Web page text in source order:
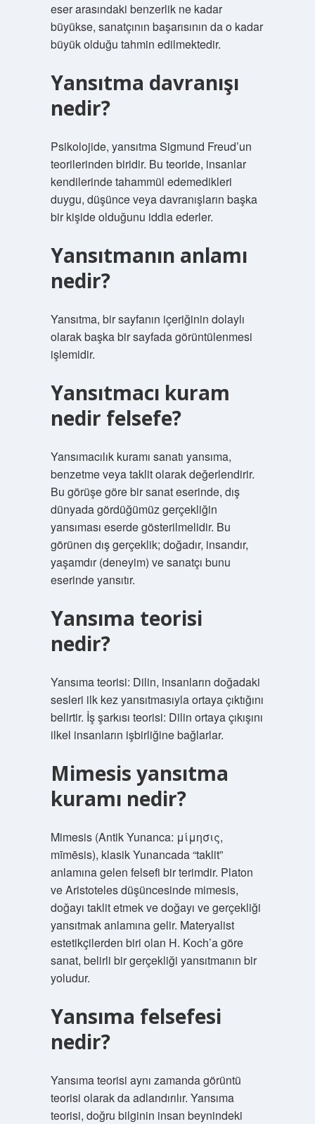
eser arasındaki benzerlik ne kadar
büyükse, sanatçının başarısının da o kadar
büyük olduğu tahmin edilmektedir.
Yansıtma davranışı
nedir?
Psikolojide, yansıtma Sigmund Freud’un
teorilerinden biridir. Bu teoride, insanlar
kendilerinde tahammül edemedikleri
duygu, düşünce veya davranışların başka
bir kişide olduğunu iddia ederler.
Yansıtmanın anlamı
nedir?
Yansıtma, bir sayfanın içeriğinin dolaylı
olarak başka bir sayfada görüntülenmesi
işlemidir.
Yansıtmacı kuram
nedir felsefe?
Yansımacılık kuramı sanatı yansıma,
benzetme veya taklit olarak değerlendirir.
Bu görüşe göre bir sanat eserinde, dış
dünyada gördüğümüz gerçekliğin
yansıması eserde gösterilmelidir. Bu
görünen dış gerçeklik; doğadır, insandır,
yaşamdır (deneyim) ve sanatçı bunu
eserinde yansıtır.
Yansıma teorisi
nedir?
Yansıma teorisi: Dilin, insanların doğadaki
sesleri ilk kez yansıtmasıyla ortaya çıktığını
belirtir. İş şarkısı teorisi: Dilin ortaya çıkışını
ilkel insanların işbirliğine bağlarlar.
Mimesis yansıtma
kuramı nedir?
Mimesis (Antik Yunanca: μίμησις,
mīmēsis), klasik Yunancada “taklit”
anlamına gelen felsefi bir terimdir. Platon
ve Aristoteles düşüncesinde mimesis,
doğayı taklit etmek ve doğayı ve gerçekliği
yansıtmak anlamına gelir. Materyalist
estetikçilerden biri olan H. Koch’a göre
sanat, belirli bir gerçekliği yansıtmanın bir
yoludur.
Yansıma felsefesi
nedir?
Yansıma teorisi aynı zamanda görüntü
teorisi olarak da adlandırılır. Yansıma
teorisi, doğru bilginin insan beynindeki